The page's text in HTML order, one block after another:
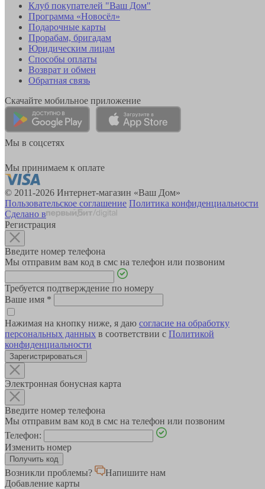
Клуб покупателей "Ваш Дом"
Программа «Новосёл»
Подарочные карты
Прорабам, бригадам
Юридическим лицам
Способы оплаты
Возврат и обмен
Обратная связь
Скачайте мобильное приложение
Мы в соцсетях
Мы принимаем к оплате
© 2011-2026 Интернет-магазин «Ваш Дом»
Пользовательское соглашение Политика конфиденциальности
Сделано в
Регистрация
Введите номер телефона
Мы отправим вам код в смс на телефон или позвоним
Требуется подтверждение по номеру
Ваше имя *
Нажимая на кнопку ниже, я даю согласие на обработку
персональных данных в соответствии с Политикой
конфиденциальности
Зарегистрироваться
Электронная бонусная карта
Введите номер телефона
Мы отправим вам код в смс на телефон или позвоним
Телефон:
Изменить номер
Возникли проблемы?
Напишите нам
Добавление карты